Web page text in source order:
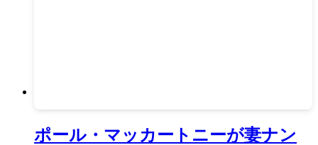
ポール・マッカートニーが妻ナン